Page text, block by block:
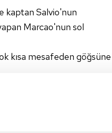
kaptan Salvio'nun
Marcao'nun sol
kısa mesafeden göğsüne
göğüsten seken